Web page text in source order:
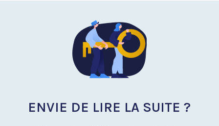
ENVIE DE LIRE LA SUITE ?